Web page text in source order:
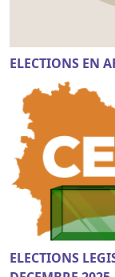
ELECTIONS EN
ELECTIONS